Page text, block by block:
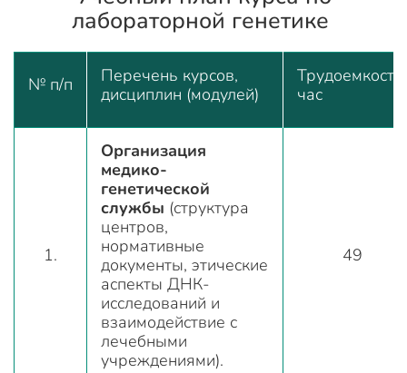
лабораторной генетике
№ п/п
Перечень курсов,
дисциплин (модулей)
Трудоемкость,
час
1.
Организация
медико-
генетической
службы (структура
центров,
нормативные
документы, этические
аспекты ДНК-
исследований и
взаимодействие с
лечебными
учреждениями).
49